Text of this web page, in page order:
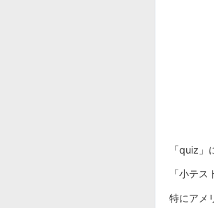
「quiz」
「小テ
特にアメ